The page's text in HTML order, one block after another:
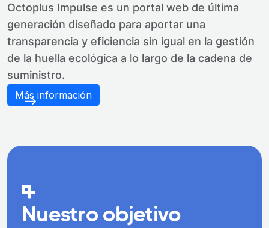
Octoplus Impulse es un portal web de última
generación diseñado para aportar una
transparencia y eficiencia sin igual en la gestión
de la huella ecológica a lo largo de la cadena de
suministro.
Más información
Nuestro objetivo